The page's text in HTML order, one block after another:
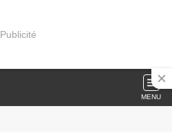
Publicité
MENU